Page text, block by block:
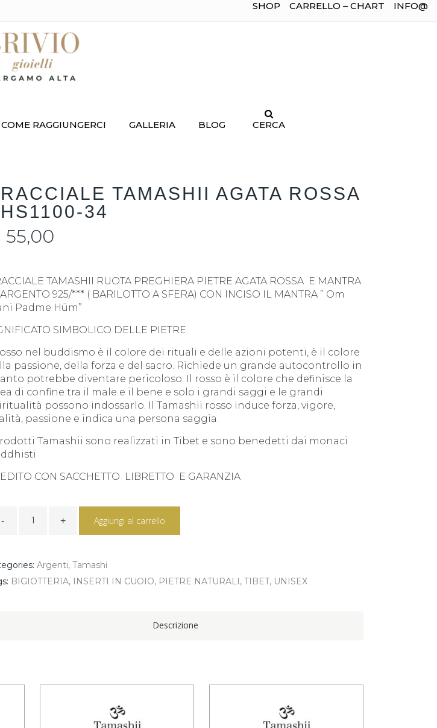
SHOP CARRELLO – CHART INFO@
COME RAGGIUNGERCI GALLERIA BLOG CERCA
TAMASHII AGATA ROSSA
34
55,00
TAMASHII RUOTA PREGHIERA PIETRE AGATA ROSSA E MANTRA
925/*** ( BARILOTTO A SFERA) CON INCISO IL MANTRA ” Om
Padme Hūm”
SIMBOLICO DELLE PIETRE.
nel buddismo è il colore dei rituali e delle azioni potenti, è il colore
passione, della forza e del sacro. Richiede un grande autocontrollo in
potrebbe diventare pericoloso. Il rosso è il colore che definisce la
di confine tra il male e il bene e solo i grandi saggi e le grandi
possono indossarlo. Il Tamashii rosso induce forza, vigore,
passione e indica una persona saggia.
Tamashii sono realizzati in Tibet e sono benedetti dai monaci
CON SACCHETTO LIBRETTO E GARANZIA
TAMASHII
34
quantity
Aggiungi al carrello
Argenti, Tamashi
BIGIOTTERIA, INSERTI IN CUOIO, PIETRE NATURALI, TIBET, UNISEX
Descrizione